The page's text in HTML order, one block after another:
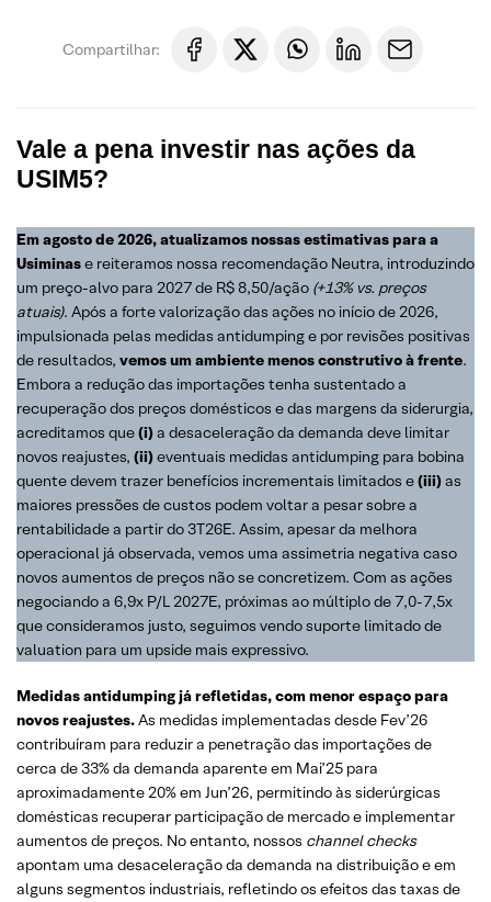
Compartilhar:
Vale a pena investir nas ações da
USIM5?
Em agosto de 2026, atualizamos nossas estimativas para a
Usiminase reiteramos nossa recomendação Neutra, introduzindo
um preço-alvo para 2027 de R$ 8,50/ação (+13% vs. preços
atuais). Após a forte valorização das ações no início de 2026,
impulsionada pelas medidas antidumping e por revisões positivas
de resultados, vemos um ambiente menos construtivo à frente.
Embora a redução das importações tenha sustentado a
recuperação dos preços domésticos e das margens da siderurgia,
acreditamos que(i)a desaceleração da demanda deve limitar
novos reajustes, (ii)eventuais medidas antidumping para bobina
quente devem trazer benefícios incrementais limitados e(iii)as
maiores pressões de custos podem voltar a pesar sobre a
rentabilidade a partir do 3T26E. Assim, apesar da melhora
operacional já observada, vemos uma assimetria negativa caso
novos aumentos de preços não se concretizem. Com as ações
negociando a 6,9x P/L 2027E, próximas ao múltiplo de 7,0-7,5x
que consideramos justo, seguimos vendo suporte limitado de
valuation para um upside mais expressivo.
Medidas antidumping já refletidas, com menor espaço para
novos reajustes.As medidas implementadas desde Fev’26
contribuíram para reduzir a penetração das importações de
cerca de 33% da demanda aparente em Mai’25 para
aproximadamente 20% em Jun’26, permitindo às siderúrgicas
domésticas recuperar participação de mercado e implementar
aumentos de preços. No entanto, nossos channel checks
apontam uma desaceleração da demanda na distribuição e em
alguns segmentos industriais, refletindo os efeitos das taxas de